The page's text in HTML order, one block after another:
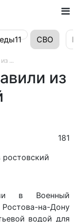
СВО
...
из
181
в Военный
на-Дону
водой для